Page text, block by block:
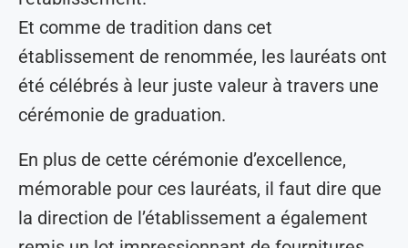
Et comme de tradition dans cet
établissement de renommée, les lauréats ont
été célébrés à leur juste valeur à travers une
cérémonie de graduation.
En plus de cette cérémonie d’excellence,
mémorable pour ces lauréats, il faut dire que
la direction de l’établissement a également